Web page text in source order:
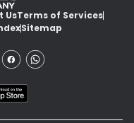
UsTerms of Services
Sitemap